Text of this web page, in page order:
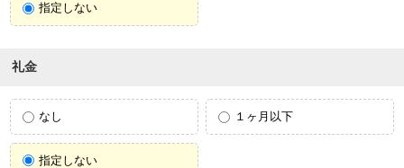
指定しない
礼金
なし １ヶ月以下
指定しない